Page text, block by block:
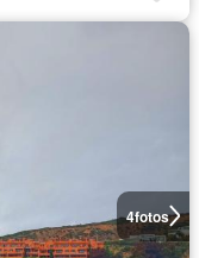
4fotos